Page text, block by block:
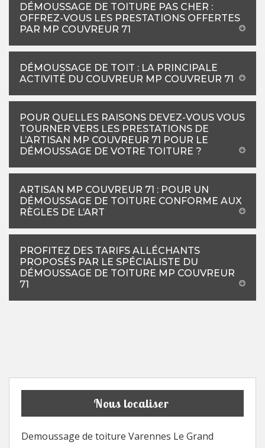
DÉMOUSSAGE DE TOITURE PAS CHER :
OFFREZ-VOUS LES PRESTATIONS OFFERTES
PAR MP COUVREUR 71
DÉMOUSSAGE DE TOIT : LA PRINCIPALE
ACTIVITÉ DU COUVREUR MP COUVREUR 71
POUR QUELLES RAISONS DEVEZ-VOUS VOUS
TOURNER VERS LES PRESTATIONS DE
L’ARTISAN MP COUVREUR 71 POUR LE
DÉMOUSSAGE DE VOTRE TOITURE ?
ARTISAN MP COUVREUR 71 : POUR UN
DÉMOUSSAGE DE TOITURE CONFORME AUX
RÈGLES DE L’ART
PROFITEZ DES TARIFS ALLÉCHANTS
PROPOSÉS PAR LE SPÉCIALISTE DU
DÉMOUSSAGE DE TOITURE MP COUVREUR
71
Nous localiser
Demoussage de toiture Varennes Le Grand